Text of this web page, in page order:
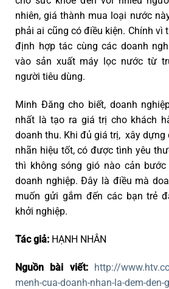
nhiên, giá thành mua loại nước
phải ai cũng có điều kiện. Chính vì
định hợp tác cùng các doanh
vào sản xuất máy lọc nước từ
người tiêu dùng.
Minh Đăng cho biết, doanh
nhất là tạo ra giá trị cho khách
doanh thu. Khi đủ giá trị, xây dựng
nhãn hiệu tốt, có được tình yêu
thì không sóng gió nào cản
doanh nghiệp. Đây là điều mà
muốn gửi gắm đến các bạn trẻ
khởi nghiệp.
Tác giả: HẠNH NHÂN
Nguồn bài viết: http://
menh-cua-doanh-nhan-la-dem-den-